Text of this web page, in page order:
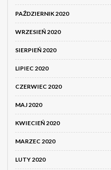
PAŹDZIERNIK 2020
WRZESIEŃ 2020
SIERPIEŃ 2020
LIPIEC 2020
CZERWIEC 2020
MAJ 2020
KWIECIEŃ 2020
MARZEC 2020
LUTY 2020